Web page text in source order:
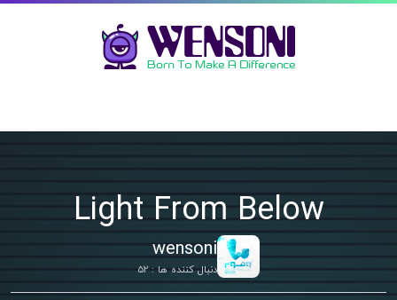
Light From Below
wensoni
دنبال کننده ها : 52